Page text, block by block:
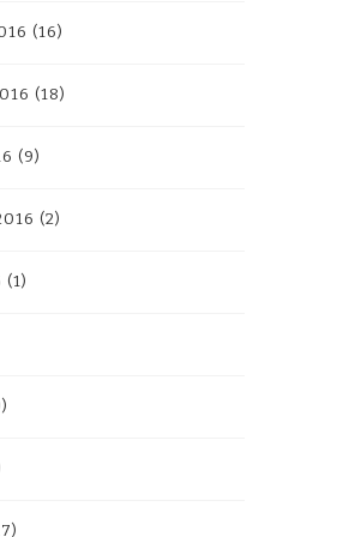
(16)
(18)
(9)
(2)
(1)